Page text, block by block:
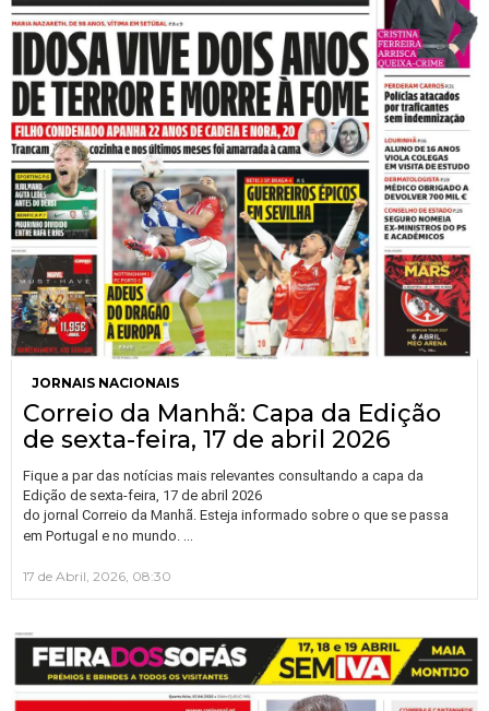
JORNAIS NACIONAIS
Correio da Manhã: Capa da Edição
de sexta-feira, 17 de abril 2026
Fique a par das notícias mais relevantes consultando a capa da
Edição de sexta-feira, 17 de abril 2026
do jornal Correio da Manhã. Esteja informado sobre o que se passa
em Portugal e no mundo.
17 de Abril, 2026, 08:30